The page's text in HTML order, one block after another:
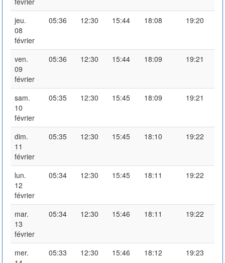
jeu.
08
février
05:36 12:30 15:44 18:08 19:20
ven.
09
février
05:36 12:30 15:44 18:09 19:21
sam.
10
février
05:35 12:30 15:45 18:09 19:21
dim.
11
février
05:35 12:30 15:45 18:10 19:22
lun.
12
février
05:34 12:30 15:45 18:11 19:22
mar.
13
février
05:34 12:30 15:46 18:11 19:22
mer.
05:33 12:30 15:46 18:12 19:23